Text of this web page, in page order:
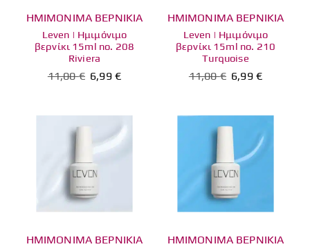
ΗΜΙΜΟΝΙΜΑ ΒΕΡΝΙΚΙΑ
Leven | Ημιμόνιμο
βερνίκι 15ml no. 208
Riviera
11,00€ 6,99 €
ΗΜΙΜΟΝΙΜΑ ΒΕΡΝΙΚΙΑ
Leven | Ημιμόνιμο
βερνίκι 15ml no. 210
Turquoise
11,00€ 6,99 €
ΗΜΙΜΟΝΙΜΑ ΒΕΡΝΙΚΙΑ ΗΜΙΜΟΝΙΜΑ ΒΕΡΝΙΚΙΑ